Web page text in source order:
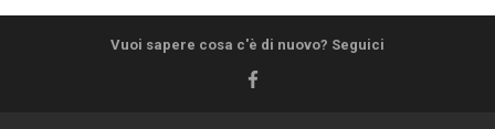
Vuoi sapere cosa c'è di nuovo? Seguici